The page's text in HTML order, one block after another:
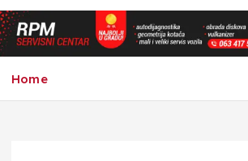
n
t
e
Home